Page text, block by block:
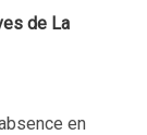
de La
en